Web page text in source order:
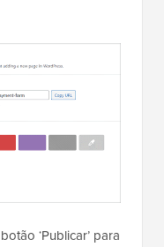
‘Publicar’ para